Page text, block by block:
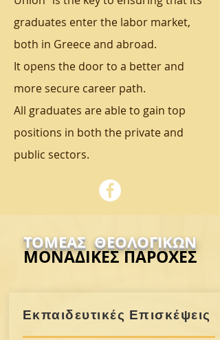
graduates enter the labor market,
both in Greece and abroad.
It opens the door to a better and
more secure career path.
All graduates are able to gain top
positions in both the private and
public sectors.
ΜΟΝΑΔΙΚΕΣ ΠΑΡΟΧΕΣ
Εκπαιδευτικές Επισκέψεις
ΤΟΜΕΑΣ ΘΕΟΛΟΓΙΚΩΝ
Τουρισμός